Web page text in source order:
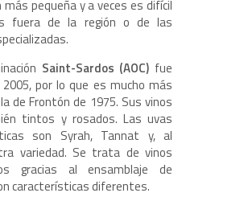
más pequeña y a veces es difícil
fuera de la región o de las
Saint-Sardos (AOC) fue
por lo que es mucho más
de Frontón de 1975. Sus vinos
tintos y rosados. Las uvas
son Syrah, Tannat y, al
variedad. Se trata de vinos
gracias al ensamblaje de
características diferentes.